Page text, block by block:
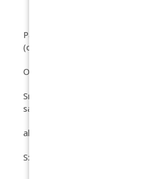
Pátek P: Chléb, máslo, dušená
(obsahuje alergeny 1,7)
O: Polévka italská rybí
Smažený květák, nové
salát, nápoj (obsahuje
alergeny: 1a,3,7)
S: Ovocný talíř, černý čaj